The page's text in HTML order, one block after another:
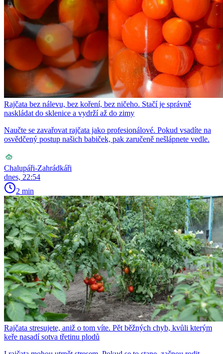
Rajčata bez nálevu, bez koření, bez ničeho. Stačí je správně
naskládat do sklenice a vydrží až do zimy
Naučte se zavařovat rajčata jako profesionálové. Pokud vsadíte na
osvědčený postup našich babiček, pak zaručeně nešlápnete vedle.
Chalupáři-Zahrádkáři
dnes, 22:54
2 min
Rajčata stresujete, aniž o tom víte. Pět běžných chyb, kvůli kterým
keře nasadí sotva třetinu plodů